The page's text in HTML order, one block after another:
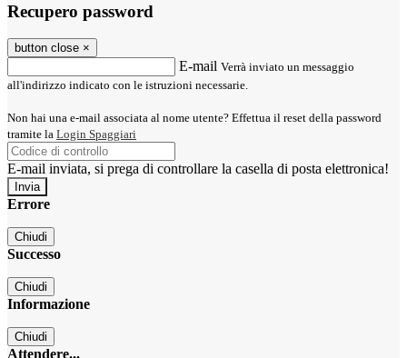
Recupero password
button close ×
E-mail Verrà inviato un messaggio
all'indirizzo indicato con le istruzioni necessarie.
Non hai una e-mail associata al nome utente? Effettua il reset della password
tramite la Login Spaggiari
E-mail inviata, si prega di controllare la casella di posta elettronica!
Errore
Chiudi
Successo
Chiudi
Informazione
Chiudi
Attendere...